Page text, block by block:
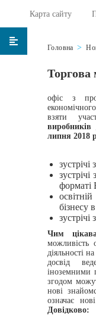
Карта сайту
Головна
Торгова
офіс з
взяти
виробників
липня 2018
форматі
бізнесу
Чим
можливість
діяльності
досвід
іноземними
згодом
нові
означає
Довідково: